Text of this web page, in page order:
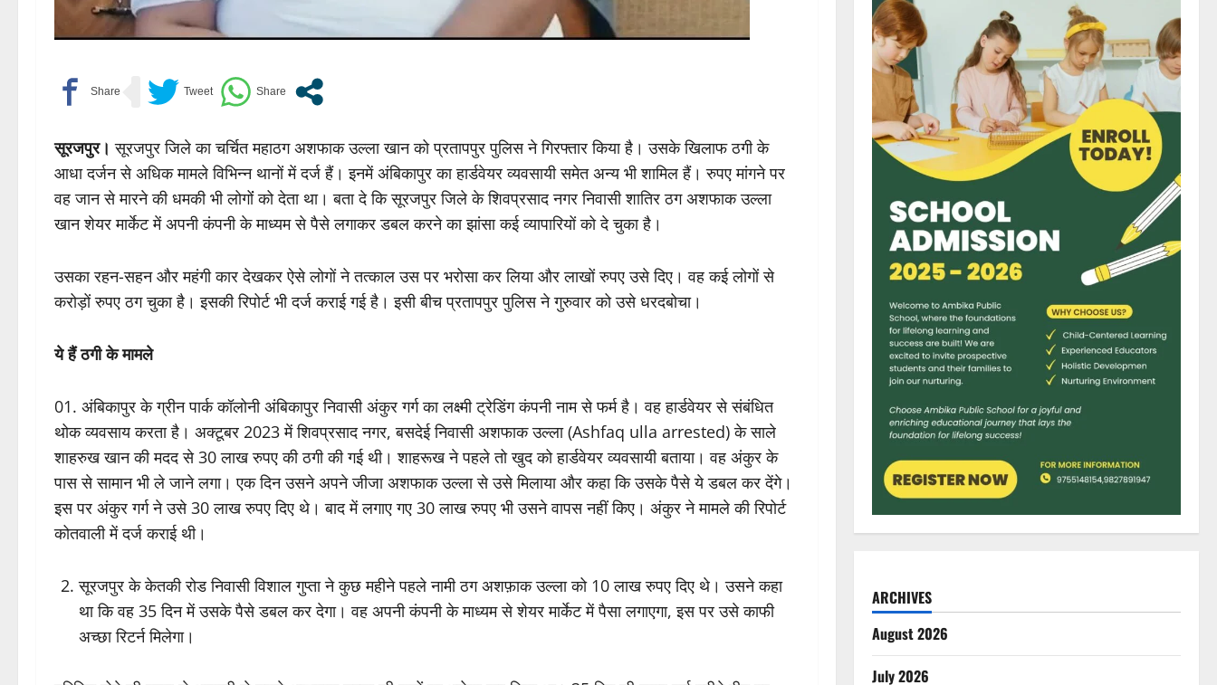
सूरजपुर। सूरजपुर जिले का चर्चित महाठग अशफाक उल्ला खान को प्रतापपुर पुलिस ने गिरफ्तार किया है। उसके खिलाफ ठगी के
आधा दर्जन से अधिक मामले विभिन्न थानों में दर्ज हैं। इनमें अंबिकापुर का हार्डवेयर व्यवसायी समेत अन्य भी शामिल हैं। रुपए मांगने पर
वह जान से मारने की धमकी भी लोगोंं को देता था। बता दे कि सूरजपुर जिले के शिवप्रसाद नगर निवासी शातिर ठग अशफाक उल्ला
खान शेयर मार्केट में अपनी कंपनी के माध्यम से पैसे लगाकर डबल करने का झांसा कई व्यापारियों को दे चुका है।
उसका रहन-सहन और महंगी कार देखकर ऐसे लोगों ने तत्काल उस पर भरोसा कर लिया और लाखों रुपए उसे दिए। वह कई लोगों से
करोड़ों रुपए ठग चुका है। इसकी रिपोर्ट भी दर्ज कराई गई है। इसी बीच प्रतापपुर पुलिस ने गुरुवार को उसे धरदबोचा।
ये हैं ठगी के मामले
01. अंबिकापुर के ग्रीन पार्क कॉलोनी अंबिकापुर निवासी अंकुर गर्ग का लक्ष्मी ट्रेडिंग कंपनी नाम से फर्म है। वह हार्डवेयर से संबंधित
थोक व्यवसाय करता है। अक्टूबर 2023 में शिवप्रसाद नगर, बसदेई निवासी अशफाक उल्ला (Ashfaq ulla arrested) के साले
शाहरुख खान की मदद से 30 लाख रुपए की ठगी की गई थी। शाहरूख ने पहले तो खुद को हार्डवेयर व्यवसायी बताया। वह अंकुर के
पास से सामान भी ले जाने लगा। एक दिन उसने अपने जीजा अशफाक उल्ला से उसे मिलाया और कहा कि उसके पैसे ये डबल कर देंगे।
इस पर अंकुर गर्ग ने उसे 30 लाख रुपए दिए थे। बाद में लगाए गए 30 लाख रुपए भी उसने वापस नहीं किए। अंकुर ने मामले की रिपोर्ट
कोतवाली में दर्ज कराई थी।
सूरजपुर के केतकी रोड निवासी विशाल गुप्ता ने कुछ महीने पहले नामी ठग अशफ़ाक उल्ला को 10 लाख रुपए दिए थे। उसने कहा
था कि वह 35 दिन में उसके पैसे डबल कर देगा। वह अपनी कंपनी के माध्यम से शेयर मार्केट में पैसा लगाएगा, इस पर उसे काफी
अच्छा रिटर्न मिलेगा।
ARCHIVES
August 2026
July 2026